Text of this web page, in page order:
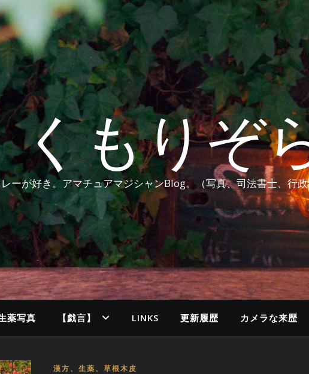
くもりぞ
ーが好き。アマチュアマジシャンBlog。（写真、司法書士、行
薬写真 【戯言】 LINKS 更新履歴 カメラな来歴
漢方、生薬、草根木皮